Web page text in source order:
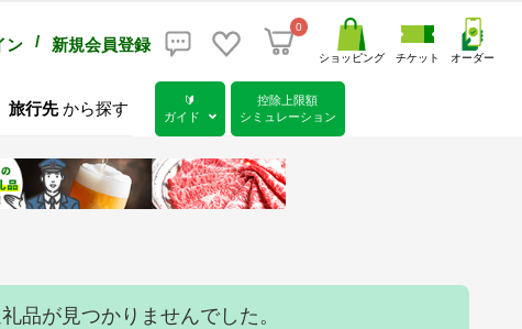
ン / 新規会員登録
0
ショッピング チケット オーダー
旅行先 から探す
🔰
ガイド
控除上限額
シミュレーション
品が見つかりませんでした。